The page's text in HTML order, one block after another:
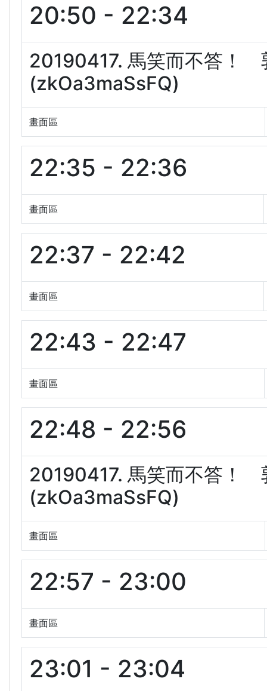
20:50 - 22:34
20190417. 馬笑而不答！
(zkOa3maSsFQ)
畫面區
22:35 - 22:36
畫面區
22:37 - 22:42
畫面區
22:43 - 22:47
畫面區
22:48 - 22:56
20190417. 馬笑而不答！
(zkOa3maSsFQ)
畫面區
22:57 - 23:00
畫面區
23:01 - 23:04